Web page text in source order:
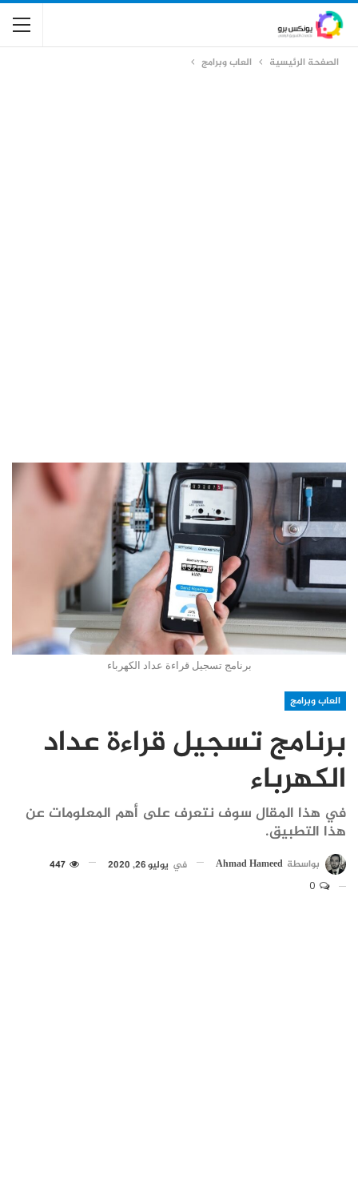
الصفحة الرئيسية العاب وبرامج
برنامج تسجيل قراءة عداد الكهرباء
العاب وبرامج
برنامج تسجيل قراءة عداد
الكهرباء
في هذا المقال سوف نتعرف على أهم المعلومات عن
هذا التطبيق.
بواسطة Ahmad Hameed في يوليو 26, 2020